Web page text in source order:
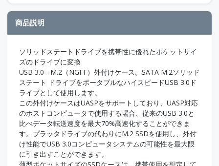
商品説明
ソリッドステートドライブを携帯性に優れたポケットサイ
ズのドライブに変換
USB 3.0 - M.2（NGFF）外付けケース。SATA M.2ソリッド
ステート ドライブをポータブルなハイスピードUSB 3.0ド
ライブとして使用します。
この外付けケースはUASPをサポートしており、UASP対応
のホストコンピュータで使用する場合、従来のUSB 3.0と
比べデータ転送速度を最大70%高速化することができま
す。プラッタドライブの代わりにM.2 SSDを使用し、外付
け性能でUSB 3.0コンピュータシステムの可能性を最大限
に引き出すことができます。
薄型ポケットサイズのSSDケースは、携帯使用を想定して